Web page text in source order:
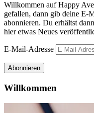
Willkommen auf Happy
gefallen, dann gib deine E-
abonnieren. Du erhältst
hier etwas Neues
E-Mail-Adresse
Abonnieren
Willkommen